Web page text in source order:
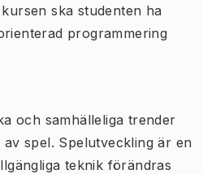
ska studenten ha
programmering
och samhälleliga trender
spel. Spelutveckling är en
teknik förändras